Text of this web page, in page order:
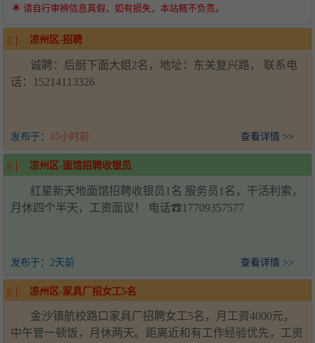
🌟 请自行审辨信息真假，如有损失，本站概不负责。
凉州区-招聘
诚聘：后厨下面大姐2名，地址：东关复兴路， 联系电
话：15214113326
发布于： 15小时前 查看详情 >>
凉州区-面馆招聘收银员
红星新天地面馆招聘收银员1名 服务员1名，干活利索，
月休四个半天，工资面议！ 电话☎17709357577
发布于： 2天前 查看详情 >>
凉州区-家具厂招女工5名
金沙镇航校路口家具厂招聘女工5名，月工资4000元，
中午管一顿饭，月休两天。距离近和有工作经验优先，工资